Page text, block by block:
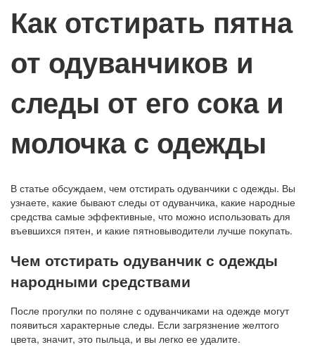
Как отстирать пятна
от одуванчиков и
следы от его сока и
молочка с одежды
В статье обсуждаем, чем отстирать одуванчики с одежды. Вы
узнаете, какие бывают следы от одуванчика, какие народные
средства самые эффективные, что можно использовать для
въевшихся пятен, и какие пятновыводители лучше покупать.
Чем отстирать одуванчик с одежды
народными средствами
После прогулки по поляне с одуванчиками на одежде могут
появиться характерные следы. Если загрязнение желтого
цвета, значит, это пыльца, и вы легко ее удалите.